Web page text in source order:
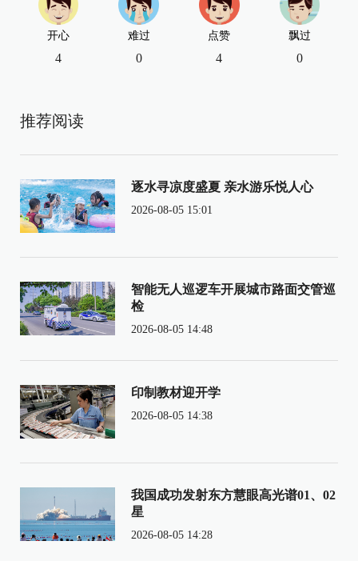
开心
4
难过
0
点赞
4
飘过
0
推荐阅读
逐水寻凉度盛夏 亲水游乐悦人心
2026-08-05 15:01
智能无人巡逻车开展城市路面交管巡
检
2026-08-05 14:48
印制教材迎开学
2026-08-05 14:38
我国成功发射东方慧眼高光谱01、02
星
2026-08-05 14:28